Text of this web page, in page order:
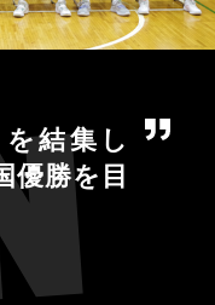
結集し
優勝を目